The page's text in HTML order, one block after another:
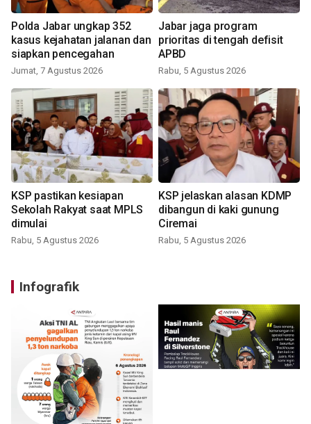
Polda Jabar ungkap 352
kasus kejahatan jalanan dan
siapkan pencegahan
Jumat, 7 Agustus 2026
Jabar jaga program
prioritas di tengah defisit
APBD
Rabu, 5 Agustus 2026
KSP pastikan kesiapan
Sekolah Rakyat saat MPLS
dimulai
Rabu, 5 Agustus 2026
KSP jelaskan alasan KDMP
dibangun di kaki gunung
Ciremai
Rabu, 5 Agustus 2026
Infografik